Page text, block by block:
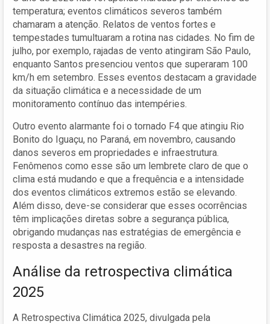
temperatura; eventos climáticos severos também
chamaram a atenção. Relatos de ventos fortes e
tempestades tumultuaram a rotina nas cidades. No fim de
julho, por exemplo, rajadas de vento atingiram São Paulo,
enquanto Santos presenciou ventos que superaram 100
km/h em setembro. Esses eventos destacam a gravidade
da situação climática e a necessidade de um
monitoramento contínuo das intempéries.
Outro evento alarmante foi o tornado F4 que atingiu Rio
Bonito do Iguaçu, no Paraná, em novembro, causando
danos severos em propriedades e infraestrutura.
Fenômenos como esse são um lembrete claro de que o
clima está mudando e que a frequência e a intensidade
dos eventos climáticos extremos estão se elevando.
Além disso, deve-se considerar que esses ocorrências
têm implicações diretas sobre a segurança pública,
obrigando mudanças nas estratégias de emergência e
resposta a desastres na região.
Análise da retrospectiva climática
2025
A Retrospectiva Climática 2025, divulgada pela